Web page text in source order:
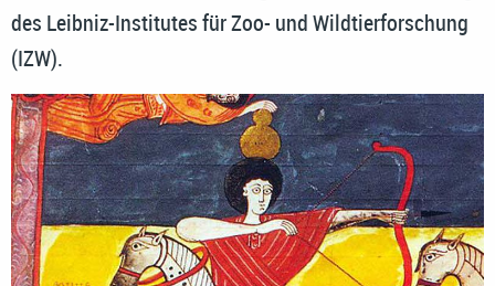
des Leibniz-Institutes für Zoo- und Wildtierforschung
(IZW).